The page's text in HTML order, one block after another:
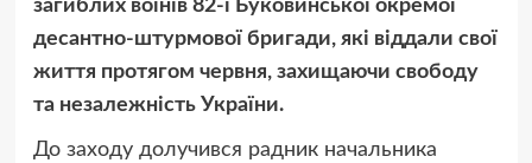
загиблих воїнів 82-ї Буковинської окремої
десантно-штурмової бригади, які віддали свої
життя протягом червня, захищаючи свободу
та незалежність України.
До заходу долучився радник начальника